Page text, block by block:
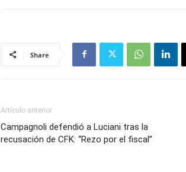
Share
Artículo anterior
Campagnoli defendió a Luciani tras la
recusación de CFK: “Rezo por el fiscal”